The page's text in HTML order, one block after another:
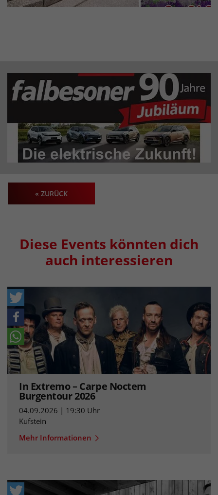
« ZURÜCK
Diese Events könnten dich
auch interessieren
In Extremo – Carpe Noctem
Burgentour 2026
04.09.2026 | 19:30 Uhr
Kufstein
Mehr Informationen